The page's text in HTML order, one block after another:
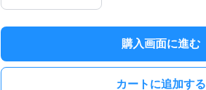
購入画面に進む
カートに追加する